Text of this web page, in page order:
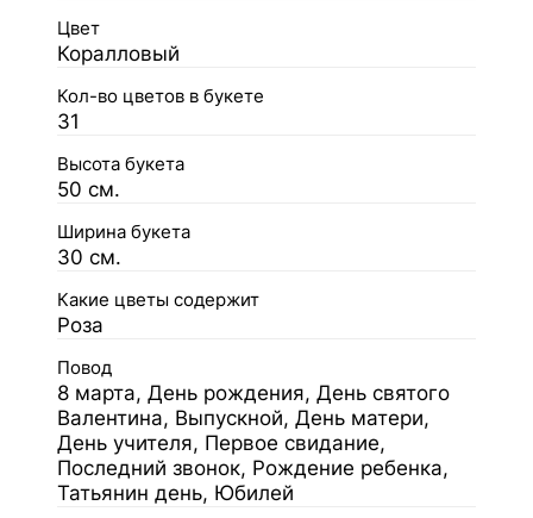
Цвет
Коралловый
Кол-во цветов в букете
31
Высота букета
50 см.
Ширина букета
30 см.
Какие цветы содержит
Роза
Повод
8 марта, День рождения, День святого
Валентина, Выпускной, День матери,
День учителя, Первое свидание,
Последний звонок, Рождение ребенка,
Татьянин день, Юбилей